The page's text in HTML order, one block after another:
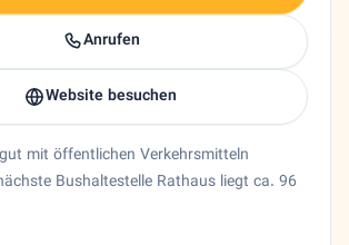
Anrufen
Website besuchen
mit öffentlichen Verkehrsmitteln
Bushaltestelle Rathaus liegt ca. 96